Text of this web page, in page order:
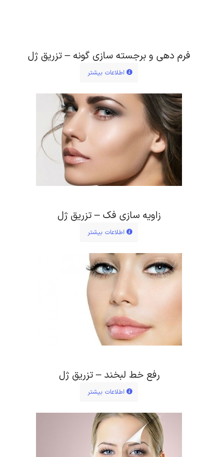
فرم دهی و برجسته سازی گونه – تزریق ژل
اطلاعات بیشتر
زاویه سازی فک – تزریق ژل
اطلاعات بیشتر
رفع خط لبخند – تزریق ژل
اطلاعات بیشتر